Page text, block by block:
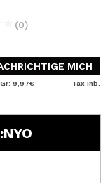
(0)
MICH
9,97€ Tax Inb.